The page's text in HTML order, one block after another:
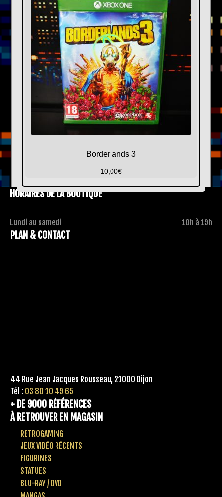
Borderlands 3
10,00€
HORAIRES DE LA BOUTIQUE
Lundi au samedi 10h à 19h
PLAN & CONTACT
44 Rue Jean Jacques Rousseau, 21000 Dijon
Tél : 03 80 10 49 65
+ DE 9000 RÉFÉRENCES
À RETROUVER EN MAGASIN
RETROGAMING
JEUX VIDÉO RÉCENTS
FIGURINES
STATUES
BLU-RAY / DVD